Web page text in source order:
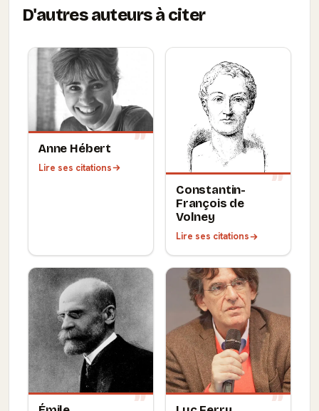
D'autres auteurs à citer
Anne Hébert
Lire ses citations
Constantin-
François de
Volney
Lire ses citations